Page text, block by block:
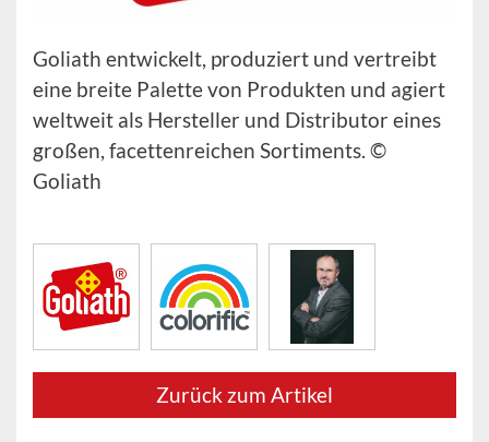
Goliath entwickelt, produziert und vertreibt
eine breite Palette von Produkten und agiert
weltweit als Hersteller und Distributor eines
großen, facettenreichen Sortiments. ©
Goliath
Zurück zum Artikel